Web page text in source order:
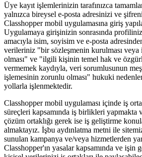
Üye kayıt işlemlerinizin tarafınızca
yalnızca bireysel e-posta adresinizi ve
Classhopper mobil uygulamasına giriş
Uygulamaya girişinizin sonrasında
amacıyla isim, soyisim ve e-posta
verileriniz "bir sözleşmenin kurulması veya
olması" ve "ilgili kişinin temel hak ve
vermemek kaydıyla, veri sorumlusunun
işlemesinin zorunlu olması" hukuki
yollarla işlenmektedir.
Classhopper mobil uygulaması içinde iş
süreçleri kapsamında iş birlikleri yapmakta
çözüm ortaklığı gerek ise iş geliştirme
almaktayız. İşbu aydınlatma metni ile
sunulan kampanya ve/veya hizmetlerden
Classhopper'ın yasalar kapsamında ve işin